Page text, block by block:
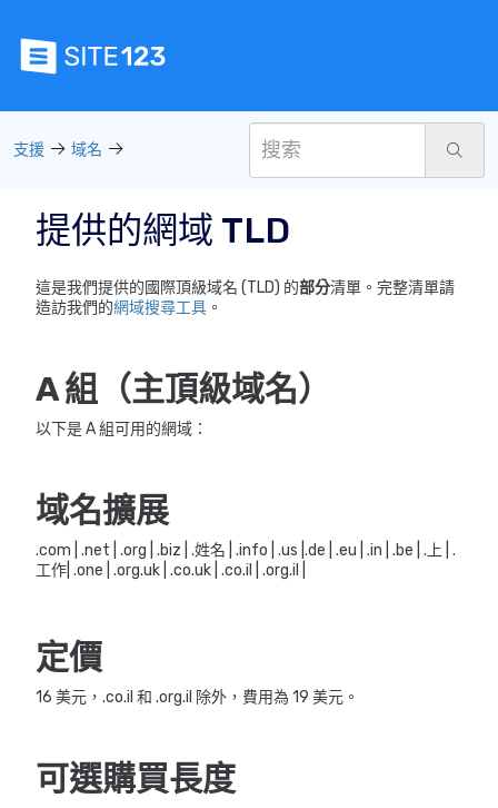
支援 域名
提供的網域 TLD
這是我們提供的國際頂級域名 (TLD) 的部分清單。完整清單請
造訪我們的網域搜尋工具 。
A 組（主頂級域名）
以下是 A 組可用的網域：
域名擴展
.com | .net | .org | .biz | .姓名 | .info | .us |.de | .eu | .in | .be | .上 | .
工作| .one | .org.uk | .co.uk | .co.il | .org.il |
定價
16 美元，.co.il 和 .org.il 除外，費用為 19 美元。
可選購買長度